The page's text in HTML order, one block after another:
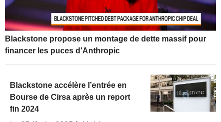
Blackstone propose un montage de dette massif pour
financer les puces d'Anthropic
Blackstone accélère l’entrée en
Bourse de Cirsa après un report
fin 2024